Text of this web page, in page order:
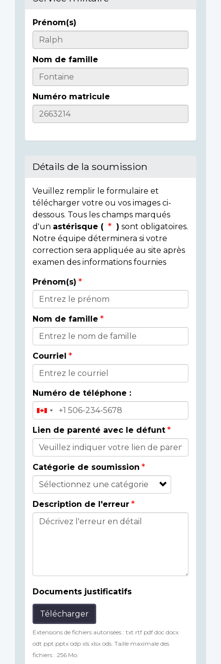
Casualty
Details
Prénom(s)
Nom de famille
Numéro matricule
Détails de la soumission
Veuillez remplir le formulaire et
télécharger votre ou vos images ci-
dessous. Tous les champs marqués
d'un astérisque ( ) sont obligatoires.
Notre équipe déterminera si votre
correction sera appliquée au site après
examen des informations fournies
Donor
Details
Prénom(s)
Nom de famille
Courriel
Numéro de téléphone :
Lien de parenté avec le défunt
Catégorie de soumission
Description de l'erreur
Documents justificatifs
Télécharger
Extensions de fichiers autorisées : txt rtf pdf doc docx
odt ppt pptx odp xls xlsx ods. Taille maximale des
fichiers : 256 Mo.